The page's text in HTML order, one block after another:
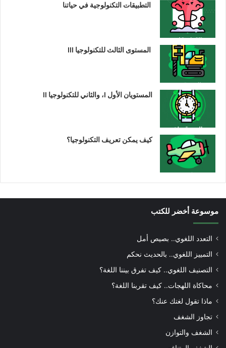
التطبيقات التكنولوجية في حياتنا
المستوى الثالث للتكنولوجيا III
المستويان الأول I، والثاني للتكنولوجيا II
كيف يمكن تعريف التكنولوجيا؟
موسوعة أخضر للكتب
التعدد اللغوي.. بصيص أمل
التمييز اللغوي.. بالحديث نحكم
التصنيف اللغوي.. كيف تفرق بيننا اللغة؟
محاكاة اللهجات.. كيف تقربنا اللغة؟
ماذا تقول لغتك عنك؟
تجاوز الشغف
الشغف والتوازن